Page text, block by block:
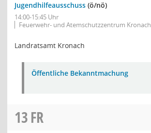
Jugendhilfeausschuss (ö/nö)
14:00-15:45 Uhr
Feuerwehr- und Atemschutzzentrum Kronach
Landratsamt Kronach
Öffentliche Bekanntmachung
13FR